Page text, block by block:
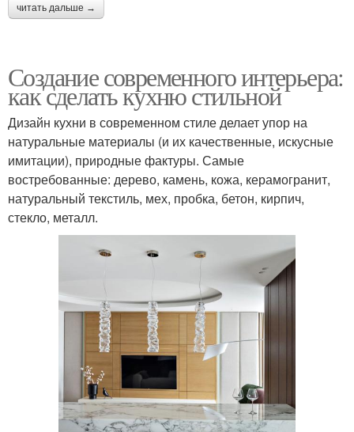
читать дальше →
Создание современного интерьера:
как сделать кухню стильной
Дизайн кухни в современном стиле делает упор на
натуральные материалы (и их качественные, искусные
имитации), природные фактуры. Самые
востребованные: дерево, камень, кожа, керамогранит,
натуральный текстиль, мех, пробка, бетон, кирпич,
стекло, металл.